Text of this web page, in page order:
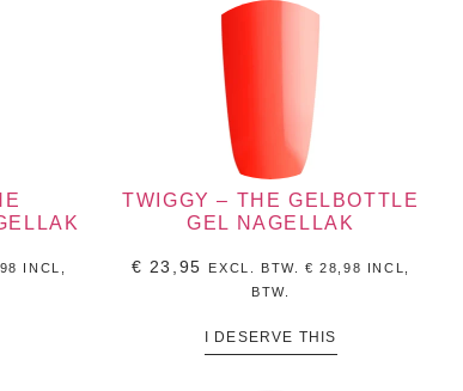
INCL,
TWIGGY – THE GELBOTTLE
GEL NAGELLAK
€ 23,95 EXCL. BTW.€ 28,98 INCL,
BTW.
I DESERVE THIS